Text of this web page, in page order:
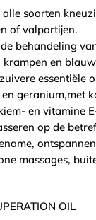
alle soorten
of valpartijen.
behandeling
en
essentiële
geranium,met
en vitamine
op de
massages,
OIL